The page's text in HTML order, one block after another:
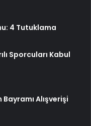
4 Tutuklama
Sporcuları Kabul
Alışverişi